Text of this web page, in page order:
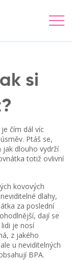
si
čím dál víc
Ptáš se,
jak dlouho vydrží
totiž ovlivní
kovových
dlahy,
za poslední
dají se
je nosí
z jakého
u neviditelných
BPA.